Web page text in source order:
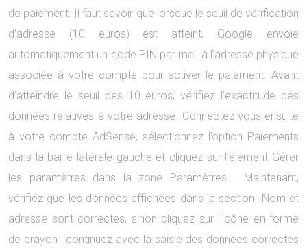
de paiement. Il faut savoir que lorsque le seuil de vérification
d’adresse (10 euros) est atteint, Google envoie
automatiquement un code PIN par mail à l’adresse physique
associée à votre compte pour activer le paiement. Avant
d’atteindre le seuil des 10 euros, vérifiez l’exactitude des
données relatives à votre adresse. Connectez-vous ensuite
à votre compte AdSense, sélectionnez l’option Paiements
dans la barre latérale gauche et cliquez sur l’élément Gérer
les paramètres dans la zone Paramètres . Maintenant,
vérifiez que les données affichées dans la section Nom et
adresse sont correctes, sinon cliquez sur l’icône en forme
de crayon , continuez avec la saisie des données correctes